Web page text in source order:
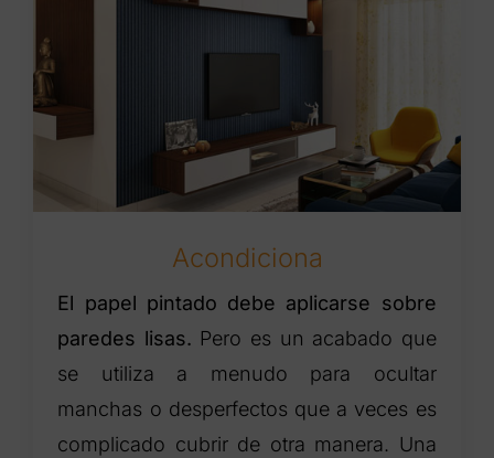
Acondiciona
El papel pintado debe aplicarse sobre
paredes lisas. Pero es un acabado que
se utiliza a menudo para ocultar
manchas o desperfectos que a veces es
complicado cubrir de otra manera. Una